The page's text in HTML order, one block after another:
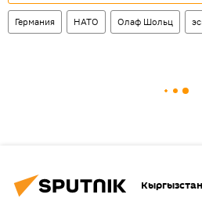
Германия НАТО Олаф Шольц
Кыргызстан